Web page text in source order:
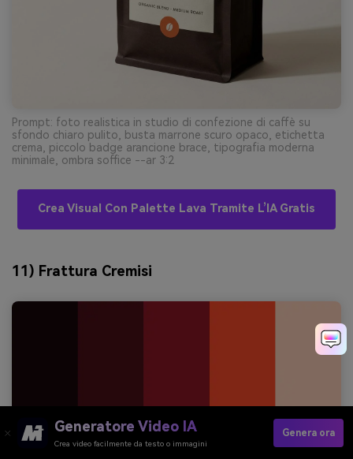
Prompt: foto realistica in studio di confezione di caffè su
sfondo chiaro pulito, busta marrone scuro opaco, etichetta
crema, piccolo badge arancione brace, tipografia moderna
minimale, ombra soffice --ar 3:2
Crea Visual Con Palette Lava Tramite L’IA Gratis
11) Frattura Cremisi
Generatore Video IA
Crea video facilmente da testo o immagini
Genera ora